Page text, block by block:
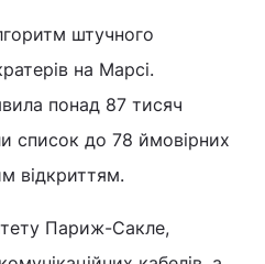
штучного
на Марсі.
понад 87 тисяч
список до 78 ймовірних
відкриттям.
Париж-Сакле,